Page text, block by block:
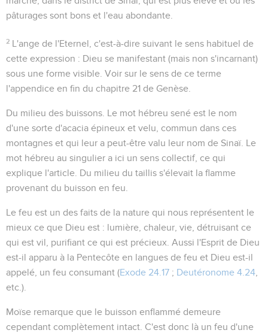
pâturages sont bons et l'eau abondante.
2 L'ange de l'Eternel , c'est-à-dire suivant le sens habituel de
cette expression : Dieu se manifestant (mais non s'incarnant)
sous une forme visible. Voir sur le sens de ce terme
l'appendice en fin du chapitre 21 de Genèse.
Du milieu des buissons . Le mot hébreu sené est le nom
d'une sorte d'acacia épineux et velu, commun dans ces
montagnes et qui leur a peut-être valu leur nom de Sinaï . Le
mot hébreu au singulier a ici un sens collectif, ce qui
explique l'article. Du milieu du taillis s'élevait la flamme
provenant du buisson en feu.
Le feu est un des faits de la nature qui nous représentent le
mieux ce que Dieu est : lumière, chaleur, vie, détruisant ce
qui est vil, purifiant ce qui est précieux. Aussi l'Esprit de Dieu
est-il apparu à la Pentecôte en langues de feu et Dieu est-il
appelé, un feu consumant (Exode 24.17 ; Deutéronome 4.24
etc.).
Moïse remarque que le buisson enflammé demeure
cependant complètement intact. C'est donc là un feu d'une